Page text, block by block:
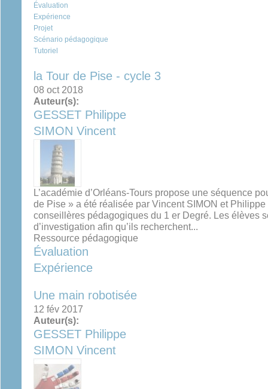
Évaluation
Expérience
Projet
Scénario pédagogique
Tutoriel
la Tour de Pise - cycle 3
08 oct 2018
Auteur(s):
GESSET Philippe
SIMON Vincent
L’académie d’Orléans-Tours propose une séquence
de Pise » a été réalisée par Vincent SIMON et
conseillères pédagogiques du 1 er Degré. Les élèves
d’investigation afin qu’ils recherchent...
Ressource pédagogique
Évaluation
Expérience
Une main robotisée
12 fév 2017
Auteur(s):
GESSET Philippe
SIMON Vincent